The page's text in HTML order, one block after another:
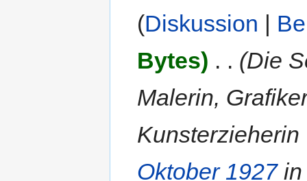
(Diskussion |
Bytes) . . (Die
Malerin,
Oktober 1927in